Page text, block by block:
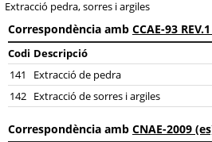
Extracció pedra, sorres i argiles
Correspondència amb CCAE-93
Codi Descripció
141
Extracció de pedra
142 Extracció de sorres i argiles
Correspondència amb CNAE-2009